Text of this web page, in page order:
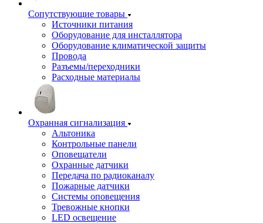
Сопутствующие товары
Источники питания
Оборудование для инсталлятора
Оборудование климатической защиты
Провода
Разъемы/переходники
Расходные материалы
Охранная сигнализация
Альтоника
Контрольные панели
Оповещатели
Охранные датчики
Передача по радиоканалу
Пожарные датчики
Системы оповещения
Тревожные кнопки
LED освещение